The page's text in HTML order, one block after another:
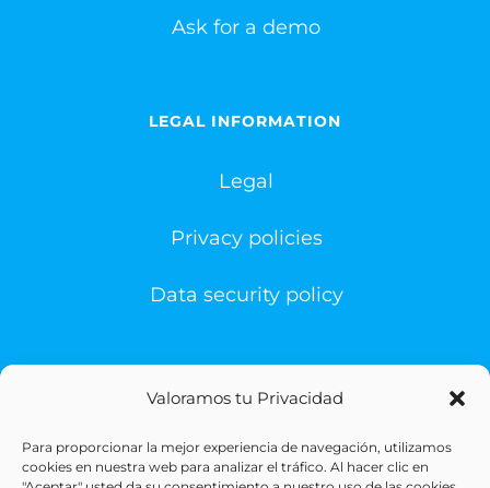
Valoramos tu Privacidad
Para proporcionar la mejor experiencia de navegación, utilizamos
cookies en nuestra web para analizar el tráfico. Al hacer clic en
Ask for a demo
LEGAL INFORMATION
Legal
Privacy policies
Data security policy
© Copyright 1993 -2026 | Sigesa Sistemas de Gestión
Sanitaria | All Rights Reserved